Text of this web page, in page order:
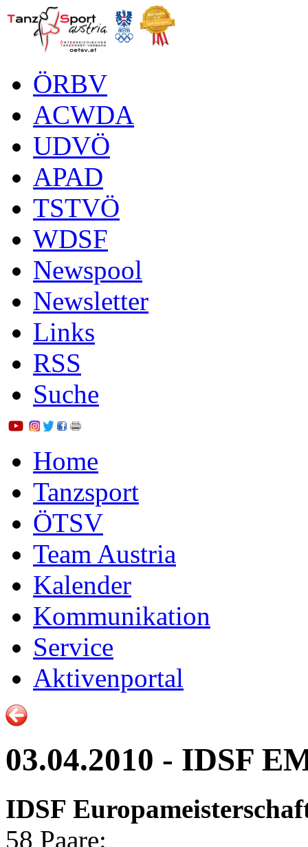
ÖRBV
ACWDA
UDVÖ
APAD
TSTVÖ
WDSF
Newspool
Newsletter
Links
RSS
Suche
Home
Tanzsport
ÖTSV
Team Austria
Kalender
Kommunikation
Service
Aktivenportal
03.04.2010 - IDSF
IDSF
58 Paare: